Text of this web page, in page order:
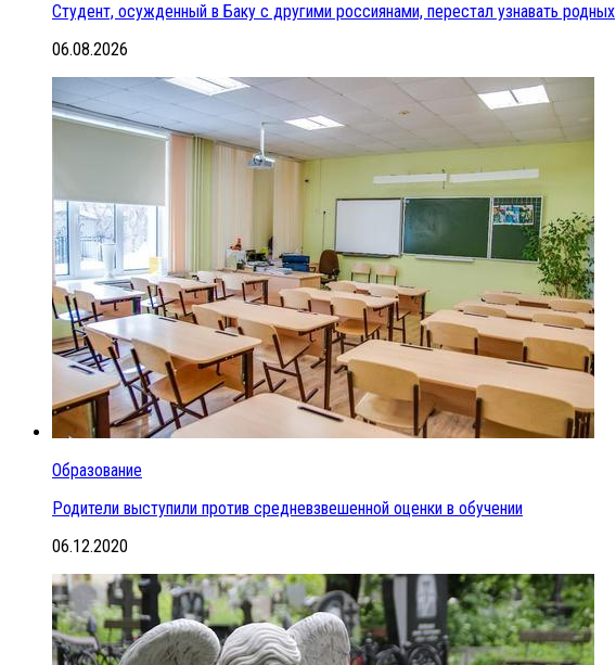
Студент, осужденный в Баку с другими россиянами, перестал узнавать родных
06.08.2026
Образование
Родители выступили против средневзвешенной оценки в обучении
06.12.2020